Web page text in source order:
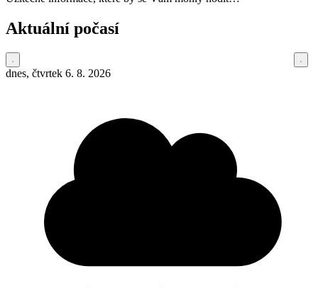
Aktuální počasí
dnes, čtvrtek 6. 8. 2026